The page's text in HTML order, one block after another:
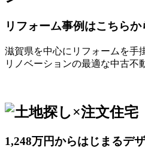
リフォーム事例はこちら
滋賀県を中心にリフォームを手
リノベーションの最適な中古不
1,248万円からはじまるデ